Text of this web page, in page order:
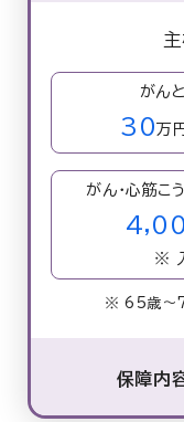
がん
30万
がん・心筋こ
※
※ 65歳〜
保障内